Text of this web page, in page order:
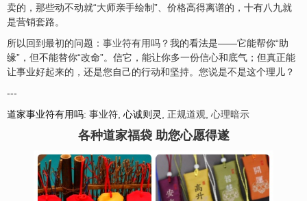
卖的，那些动不动就“大师亲手绘制”、价格高得离谱的，十有八九就
是营销套路。
所以回到最初的问题： 事业符有用吗 ？我的看法是——它能帮你“助
缘”，但不能替你“改命”。信它，能让你多一份信心和底气；但真正能
让事业好起来的，还是您自己的行动和坚持。您说是不是这个理儿？
---
道家事业符有用吗: 事业符, 心诚则灵, 正规道观, 心理暗示
各种道家福袋 助您心愿得遂